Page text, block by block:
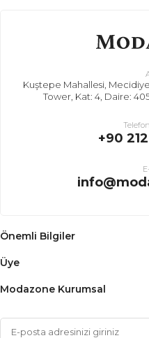
Kuştepe Mahallesi,
Tower, Kat: 4, Daire:
+90
Önemli Bilgiler
Üye
Modazone Kurumsal